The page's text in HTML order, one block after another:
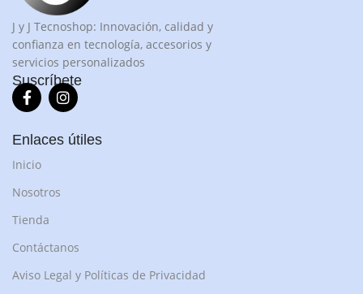
J y J Tecnoshop: Innovación, calidad y
confianza en tecnología, accesorios y
servicios personalizados
Suscríbete
Enlaces útiles
Inicio
Nosotros
Tienda
Contáctanos
Aviso Legal y Políticas de Privacidad